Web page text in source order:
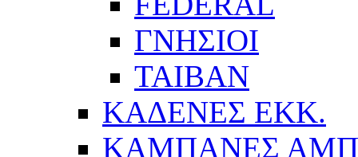
ΓΝΗΣΙΟΙ
ΤΑΙΒΑΝ
ΚΑΔΕΝΕΣ ΕΚΚ.
ΚΑΜΠΑΝΕΣ